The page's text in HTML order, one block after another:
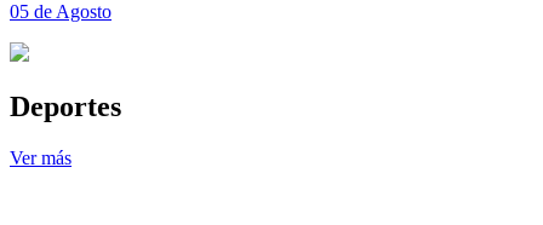
05 de Agosto
Deportes
Ver más